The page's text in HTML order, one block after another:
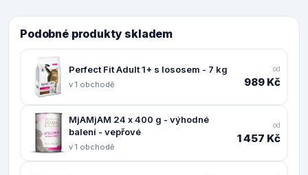
Podobné produkty skladem
Perfect Fit Adult 1+ s lososem - 7 kg
v 1 obchodě
od
989 Kč
MjAMjAM 24 x 400 g - výhodné
balení - vepřové
v 1 obchodě
od
1 457 Kč